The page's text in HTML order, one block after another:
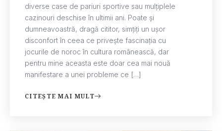
diverse case de pariuri sportive sau mulțiplele
cazinouri deschise în ultimii ani. Poate și
dumneavoastră, dragă cititor, simțiți un ușor
disconfort în ceea ce privește fascinația cu
jocurile de noroc în cultura românească, dar
pentru mine aceasta este doar cea mai nouă
manifestare a unei probleme ce […]
CITEȘTE MAI MULT